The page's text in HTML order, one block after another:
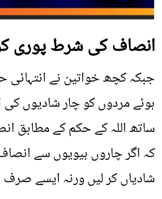
انصاف کی شرط پوری
جبکہ کچھ خواتین نے انتہائی
ہوئے مردوں کو چار شادیوں
ساتھ اللہ کے حکم کے مطابق
کہ اگر چاروں بیویوں سے
شادیاں کر لیں ورنہ ایسے